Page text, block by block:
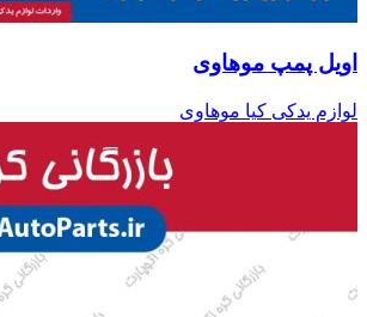
اویل پمپ موهاوی
لوازم یدکی کیا موهاوی